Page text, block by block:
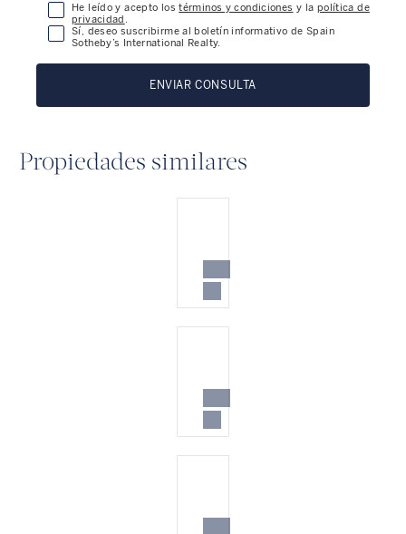
He leído y acepto lostérminos y condiciones y la política de
privacidad .
Sí, deseo suscribirme al boletín informativo de Spain
Sotheby’s International Realty.
ENVIAR CONSULTA
Propiedades similares